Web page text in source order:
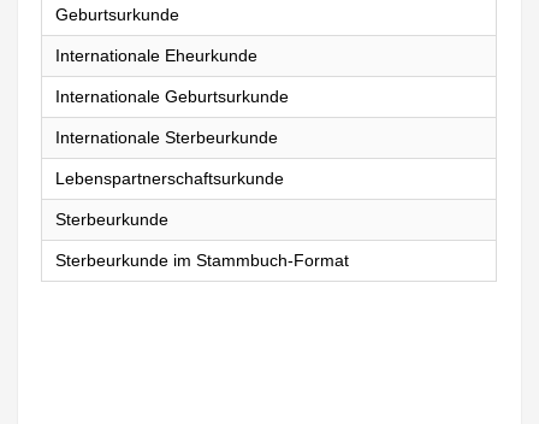
Geburtsurkunde
Internationale Eheurkunde
Internationale Geburtsurkunde
Internationale Sterbeurkunde
Lebenspartnerschaftsurkunde
Sterbeurkunde
Sterbeurkunde im Stammbuch-Format